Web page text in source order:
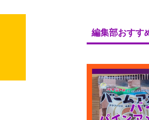
編集部おすす